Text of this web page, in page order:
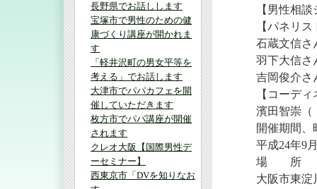
長野県でお話しします
宝塚市で男性のための健
康づくり講座が開かれま
す
「軽井沢町の男女平等を
考える」でお話します
大津市でパパカフェを開
催していただきます
枚方市でパパ講座が開催
されます
クレオ大阪【国際男性デ
ーセミナー】
西東京市「DVを知りなお
【男性相
【パネリス
石蔵文信
羽下大信
吉岡俊介さ
【コーデ
濱田智崇
開催期間、
平成24年9
場 所 ク
大阪市東淀